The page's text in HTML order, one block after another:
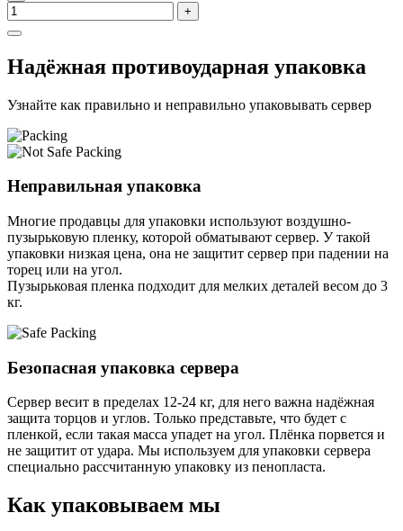
+
Надёжная противоударная упаковка
Узнайте как правильно и неправильно упаковывать сервер
Неправильная упаковка
Многие продавцы для упаковки используют воздушно-
пузырьковую пленку, которой обматывают сервер. У такой
упаковки низкая цена, она не защитит сервер при падении на
торец или на угол.
Пузырьковая пленка подходит для мелких деталей весом до 3
кг.
Безопасная упаковка сервера
Сервер весит в пределах 12-24 кг, для него важна надёжная
защита торцов и углов. Только представьте, что будет с
пленкой, если такая масса упадет на угол. Плёнка порвется и
не защитит от удара. Мы используем для упаковки сервера
специально расcчитанную упаковку из пенопласта.
Как упаковываем мы